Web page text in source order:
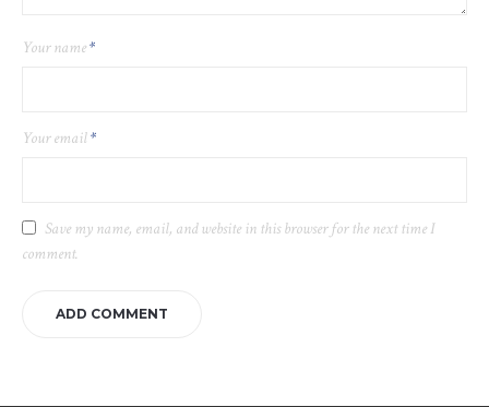
Your name*
Your email*
Save my name, email, and website in this browser for the next time I
comment.